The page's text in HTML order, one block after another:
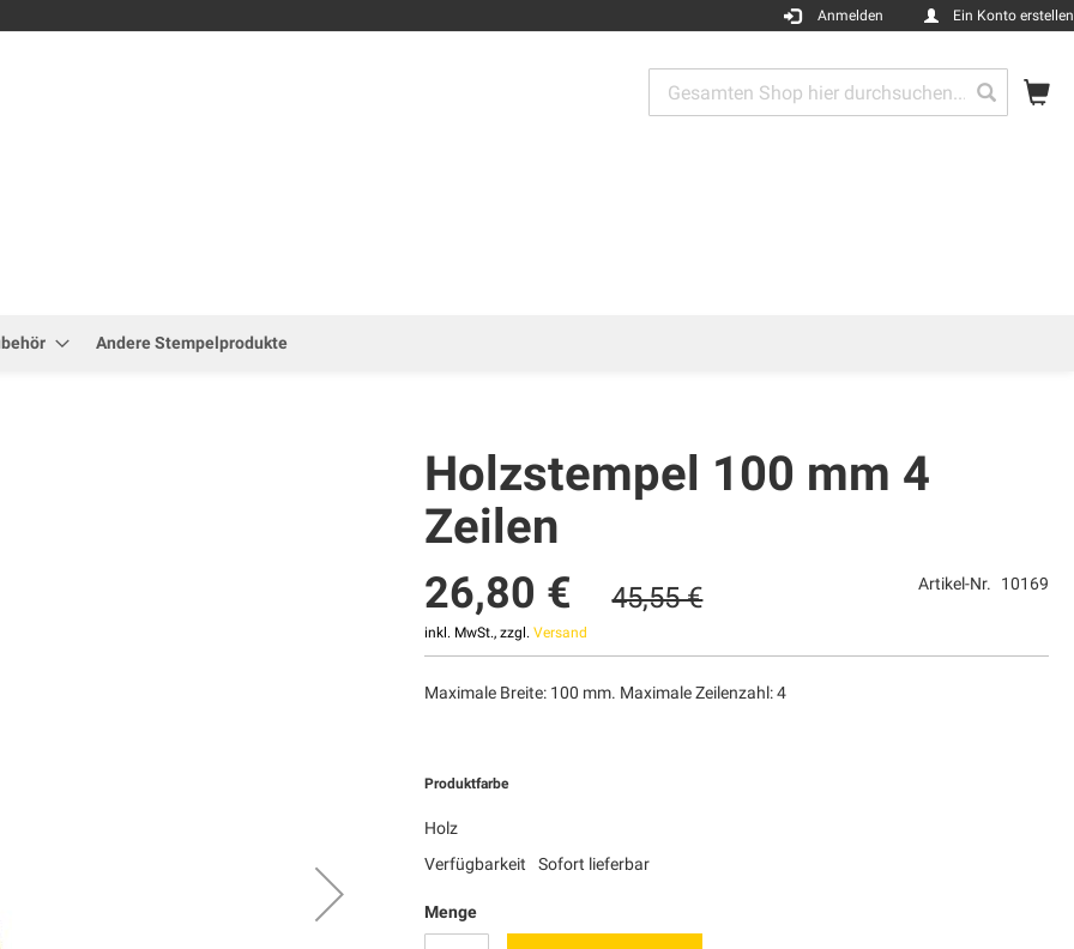
Anmelden Ein Konto erstellen
Search
Andere Stempelprodukte
Holzstempel 100 mm 4
Zeilen
26,80 €
inkl. MwSt., zzgl.Versand
45,55 € Artikel-Nr. 10169
Maximale Breite: 100 mm. Maximale Zeilenzahl: 4
Produktfarbe
Holz
Verfügbarkeit
Sofort lieferbar
Menge